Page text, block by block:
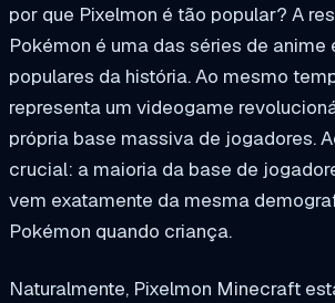
por que Pixelmon é tão popular? A
Pokémon é uma das séries de anime
populares da história. Ao mesmo
representa um videogame
própria base massiva de jogadores.
crucial: a maioria da base de
vem exatamente da mesma
Pokémon quando criança.
Naturalmente, Pixelmon Minecraft